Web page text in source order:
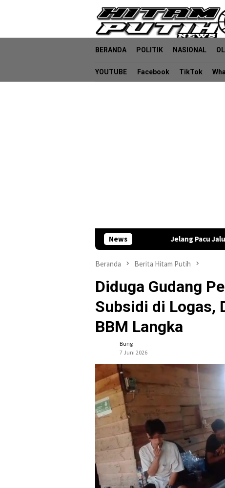
BERANDA POLITIK NASIONAL
YOUTUBE Facebook TikTok
News
Jelang Pacu Jalur 2026, Plt
Beranda Berita Hitam Putih
Diduga Gudang
Subsidi di Logas,
BBM Langka
Bung
7 Juni 2026